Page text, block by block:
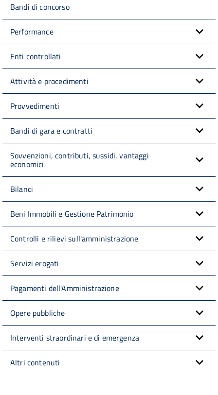
Bandi di concorso
Performance
Enti controllati
Attività e procedimenti
Provvedimenti
Bandi di gara e contratti
Sovvenzioni, contributi, sussidi, vantaggi
economici
Bilanci
Beni Immobili e Gestione Patrimonio
Controlli e rilievi sull'amministrazione
Servizi erogati
Pagamenti dell'Amministrazione
Opere pubbliche
Interventi straordinari e di emergenza
Altri contenuti